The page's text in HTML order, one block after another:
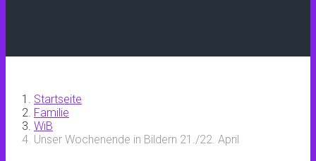
Startseite
Familie
WiB
Unser Wochenende in Bildern 21./22. April